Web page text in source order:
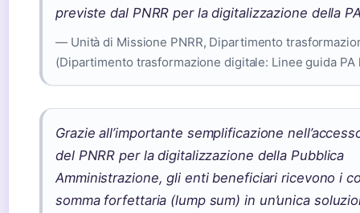
previste dal PNRR per la digitalizzazione della
— Unità di Missione PNRR, Dipartimento
(Dipartimento trasformazione digitale: Linee guida PA
Grazie all’importante semplificazione
del PNRR per la digitalizzazione della Pubblica
Amministrazione, gli enti beneficiari ricevono i
somma forfettaria (lump sum) in un’unica